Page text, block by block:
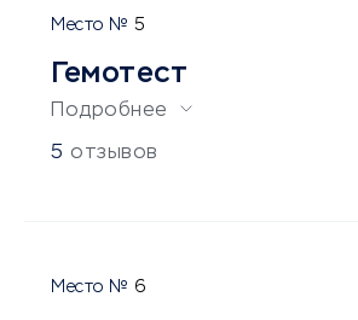
5
Гемотест
Подробнее
5 отзывов
6